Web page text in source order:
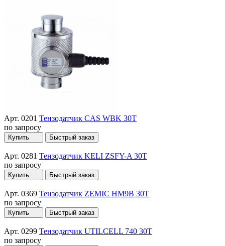
Арт. 0201 Тензодатчик CAS WBK 30T
по запросу
Купить Быстрый заказ
Арт. 0281 Тензодатчик KELI ZSFY-A 30T
по запросу
Купить Быстрый заказ
Арт. 0369 Тензодатчик ZEMIC HM9B 30T
по запросу
Купить Быстрый заказ
Арт. 0299 Тензодатчик UTILCELL 740 30T
по запросу